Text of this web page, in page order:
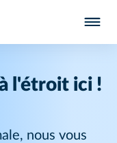
l'étroit ici !
nous vous